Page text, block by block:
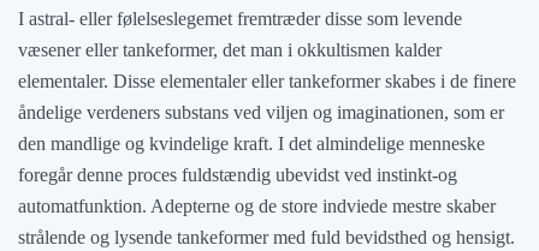
I astral- eller følelseslegemet fremtræder disse som levende
væsener eller tankeformer, det man i okkultismen kalder
elementaler. Disse elementaler eller tankeformer skabes i de finere
åndelige verdeners substans ved viljen og imaginationen, som er
den mandlige og kvindelige kraft. I det almindelige menneske
foregår denne proces fuldstændig ubevidst ved instinkt-og
automatfunktion. Adepterne og de store indviede mestre skaber
strålende og lysende tankeformer med fuld bevidsthed og hensigt.